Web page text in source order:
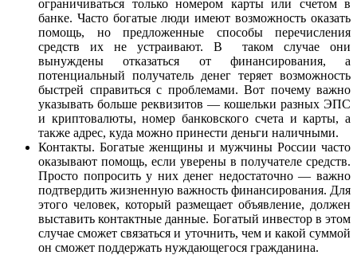
ограничиваться только номером карты или счетом в
банке. Часто богатые люди имеют возможность оказать
помощь, но предложенные способы перечисления
средств их не устраивают. В таком случае они
вынуждены отказаться от финансирования, а
потенциальный получатель денег теряет возможность
быстрей справиться с проблемами. Вот почему важно
указывать больше реквизитов — кошельки разных ЭПС
и криптовалюты, номер банковского счета и карты, а
также адрес, куда можно принести деньги наличными.
Контакты. Богатые женщины и мужчины России часто
оказывают помощь, если уверены в получателе средств.
Просто попросить у них денег недостаточно — важно
подтвердить жизненную важность финансирования. Для
этого человек, который размещает объявление, должен
выставить контактные данные. Богатый инвестор в этом
случае сможет связаться и уточнить, чем и какой суммой
он сможет поддержать нуждающегося гражданина.